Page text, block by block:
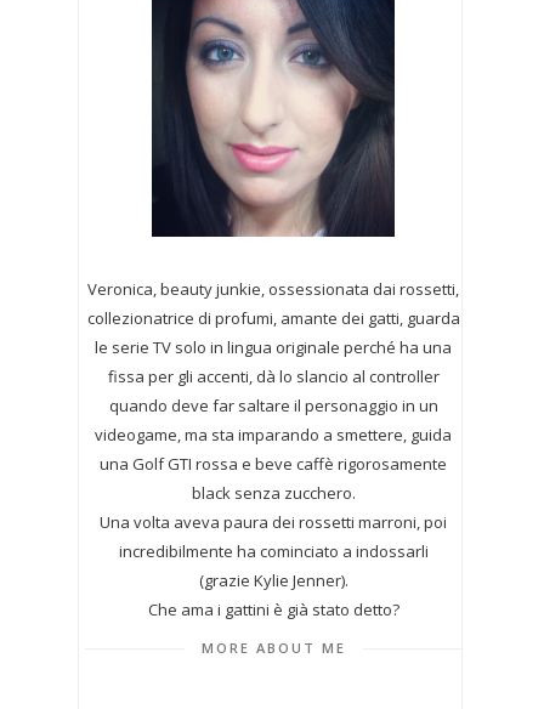
Veronica, beauty junkie, ossessionata dai rossetti,
collezionatrice di profumi, amante dei gatti, guarda
le serie TV solo in lingua originale perché ha una
fissa per gli accenti, dà lo slancio al controller
quando deve far saltare il personaggio in un
videogame, ma sta imparando a smettere, guida
una Golf GTI rossa e beve caffè rigorosamente
black senza zucchero.
Una volta aveva paura dei rossetti marroni, poi
incredibilmente ha cominciato a indossarli
(grazie Kylie Jenner).
Che ama i gattini è già stato detto?
MORE ABOUT ME